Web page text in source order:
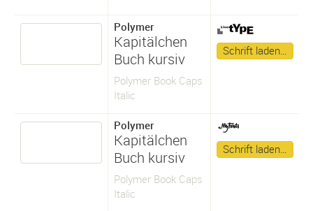
Polymer
Kapitälchen
Buch kursiv
Polymer Book Caps
Italic
Schrift laden…
Polymer
Kapitälchen
Buch kursiv
Polymer Book Caps
Italic
Schrift laden…